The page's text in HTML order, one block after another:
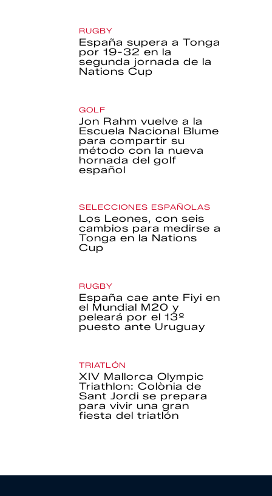
RUGBY
España supera a Tonga
por 19-32 en la
segunda jornada de la
Nations Cup
GOLF
Jon Rahm vuelve a la
Escuela Nacional Blume
para compartir su
método con la nueva
hornada del golf
español
SELECCIONES ESPAÑOLAS
Los Leones, con seis
cambios para medirse a
Tonga en la Nations
Cup
RUGBY
España cae ante Fiyi en
el Mundial M20 y
peleará por el 13º
puesto ante Uruguay
TRIATLÓN
XIV Mallorca Olympic
Triathlon: Colònia de
Sant Jordi se prepara
para vivir una gran
fiesta del triatlón